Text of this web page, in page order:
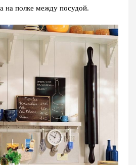
на полке между посудой.